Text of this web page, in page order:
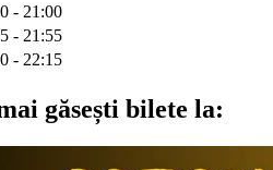
- 21:00
- 21:55
- 22:15
găsești bilete la: